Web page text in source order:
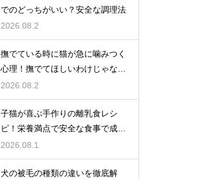
でのどっちがいい？安全な調理法
2026.08.2
撫でている時に猫が急に噛みつく
心理！撫でてほしいわけじゃな
い？
2026.08.2
子猫が喜ぶ手作りの離乳食レシ
ピ！栄養満点で安全な食事で成長
を応援
2026.08.1
犬の被毛の種類の違いを徹底解